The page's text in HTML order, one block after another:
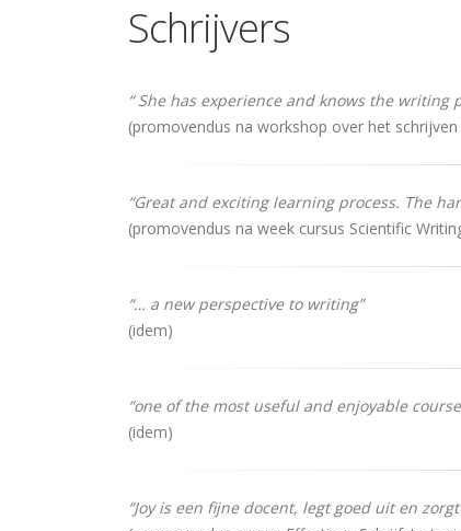
Schrijvers
“ She has experience and knows the writing
(promovendus na workshop over het
“Great and exciting learning process. The
(promovendus na week cursus Scientific
“… a new perspective to writing”
(idem)
“one of the most useful and enjoyable
(idem)
“Joy is een fijne docent, legt goed uit en